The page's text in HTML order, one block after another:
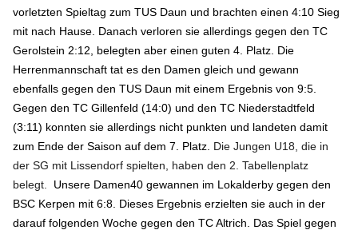
vorletzten Spieltag zum TUS Daun und brachten einen 4:10 Sieg
mit nach Hause. Danach verloren sie allerdings gegen den TC
Gerolstein 2:12, belegten aber einen guten 4. Platz. Die
Herrenmannschaft tat es den Damen gleich und gewann
ebenfalls gegen den TUS Daun mit einem Ergebnis von 9:5.
Gegen den TC Gillenfeld (14:0) und den TC Niederstadtfeld
(3:11) konnten sie allerdings nicht punkten und landeten damit
zum Ende der Saison auf dem 7. Platz. Die Jungen U18, die in
der SG mit Lissendorf spielten, haben den 2. Tabellenplatz
belegt.
Unsere Damen40 gewannen im Lokalderby gegen den
BSC Kerpen mit 6:8. Dieses Ergebnis erzielten sie auch in der
darauf folgenden Woche gegen den TC Altrich. Das Spiel gegen